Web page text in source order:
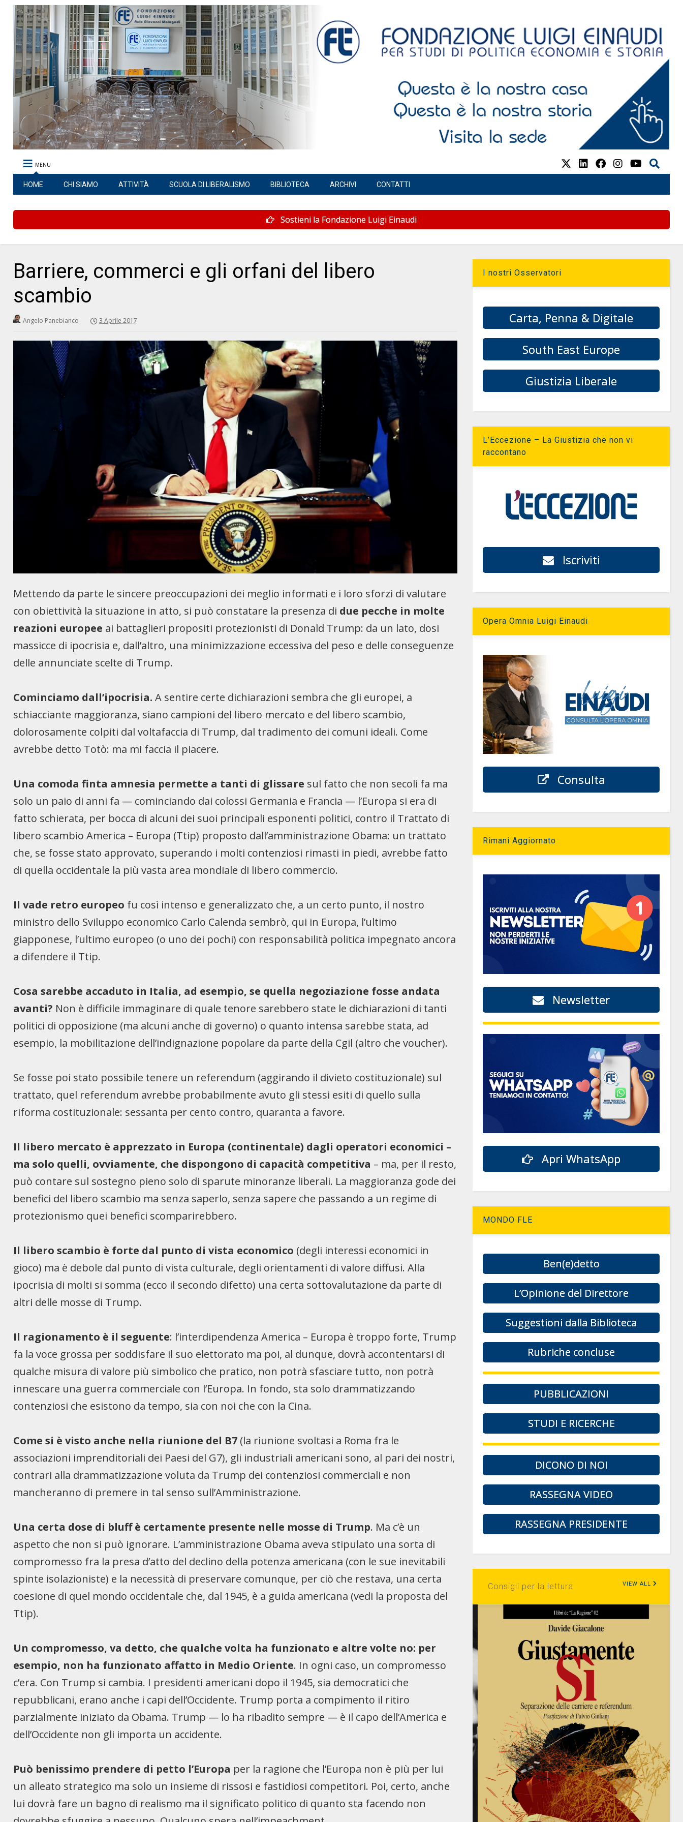
MENU
HOME CHI SIAMO ATTIVITÀ SCUOLA DI LIBERALISMO BIBLIOTECA ARCHIVI CONTATTI
Sostieni la Fondazione Luigi Einaudi
Barriere, commerci e gli orfani del libero
scambio
Angelo Panebianco 3 Aprile 2017
Mettendo da parte le sincere preoccupazioni dei meglio informati e i loro sforzi di valutare
con obiettività la situazione in atto, si può constatare la presenza di due pecche in molte
reazioni europee ai battaglieri propositi protezionisti di Donald Trump: da un lato, dosi
massicce di ipocrisia e, dall’altro, una minimizzazione eccessiva del peso e delle conseguenze
delle annunciate scelte di Trump.
Cominciamo dall’ipocrisia. A sentire certe dichiarazioni sembra che gli europei, a
schiacciante maggioranza, siano campioni del libero mercato e del libero scambio,
dolorosamente colpiti dal voltafaccia di Trump, dal tradimento dei comuni ideali. Come
avrebbe detto Totò: ma mi faccia il piacere.
Una comoda finta amnesia permette a tanti di glissare sul fatto che non secoli fa ma
solo un paio di anni fa — cominciando dai colossi Germania e Francia — l’Europa si era di
fatto schierata, per bocca di alcuni dei suoi principali esponenti politici, contro il Trattato di
libero scambio America – Europa (Ttip) proposto dall’amministrazione Obama: un trattato
che, se fosse stato approvato, superando i molti contenziosi rimasti in piedi, avrebbe fatto
di quella occidentale la più vasta area mondiale di libero commercio.
Il vade retro europeo fu così intenso e generalizzato che, a un certo punto, il nostro
ministro dello Sviluppo economico Carlo Calenda sembrò, qui in Europa, l’ultimo
giapponese, l’ultimo europeo (o uno dei pochi) con responsabilità politica impegnato ancora
a difendere il Ttip.
Cosa sarebbe accaduto in Italia, ad esempio, se quella negoziazione fosse andata
avanti? Non è difficile immaginare di quale tenore sarebbero state le dichiarazioni di tanti
politici di opposizione (ma alcuni anche di governo) o quanto intensa sarebbe stata, ad
esempio, la mobilitazione dell’indignazione popolare da parte della Cgil (altro che voucher).
Se fosse poi stato possibile tenere un referendum (aggirando il divieto costituzionale) sul
trattato, quel referendum avrebbe probabilmente avuto gli stessi esiti di quello sulla
riforma costituzionale: sessanta per cento contro, quaranta a favore.
Il libero mercato è apprezzato in Europa (continentale) dagli operatori economici –
ma solo quelli, ovviamente, che dispongono di capacità competitiva – ma, per il resto,
può contare sul sostegno pieno solo di sparute minoranze liberali. La maggioranza gode dei
benefici del libero scambio ma senza saperlo, senza sapere che passando a un regime di
protezionismo quei benefici scomparirebbero.
Il libero scambio è forte dal punto di vista economico (degli interessi economici in
gioco) ma è debole dal punto di vista culturale, degli orientamenti di valore diffusi. Alla
ipocrisia di molti si somma (ecco il secondo difetto) una certa sottovalutazione da parte di
altri delle mosse di Trump.
Il ragionamento è il seguente: l’interdipendenza America – Europa è troppo forte, Trump
fa la voce grossa per soddisfare il suo elettorato ma poi, al dunque, dovrà accontentarsi di
qualche misura di valore più simbolico che pratico, non potrà sfasciare tutto, non potrà
innescare una guerra commerciale con l’Europa. In fondo, sta solo drammatizzando
contenziosi che esistono da tempo, sia con noi che con la Cina.
Come si è visto anche nella riunione del B7 (la riunione svoltasi a Roma fra le
associazioni imprenditoriali dei Paesi del G7), gli industriali americani sono, al pari dei nostri,
contrari alla drammatizzazione voluta da Trump dei contenziosi commerciali e non
mancheranno di premere in tal senso sull’Amministrazione.
Una certa dose di bluff è certamente presente nelle mosse di Trump. Ma c’è un
aspetto che non si può ignorare. L’amministrazione Obama aveva stipulato una sorta di
compromesso fra la presa d’atto del declino della potenza americana (con le sue inevitabili
spinte isolazioniste) e la necessità di preservare comunque, per ciò che restava, una certa
coesione di quel mondo occidentale che, dal 1945, è a guida americana (vedi la proposta del
Ttip).
Un compromesso, va detto, che qualche volta ha funzionato e altre volte no: per
esempio, non ha funzionato affatto in Medio Oriente. In ogni caso, un compromesso
c’era. Con Trump si cambia. I presidenti americani dopo il 1945, sia democratici che
repubblicani, erano anche i capi dell’Occidente. Trump porta a compimento il ritiro
parzialmente iniziato da Obama. Trump — lo ha ribadito sempre — è il capo dell’America e
dell’Occidente non gli importa un accidente.
Può benissimo prendere di petto l’Europa per la ragione che l’Europa non è più per lui
un alleato strategico ma solo un insieme di rissosi e fastidiosi competitori. Poi, certo, anche
lui dovrà fare un bagno di realismo ma il significato politico di quanto sta facendo non
I nostri Osservatori
Carta, Penna & Digitale
South East Europe
Giustizia Liberale
L’Eccezione – La Giustizia che non vi
raccontano
Iscriviti
Opera Omnia Luigi Einaudi
Consulta
Rimani Aggiornato
Newsletter
Apri WhatsApp
MONDO FLE
Ben(e)detto
L’Opinione del Direttore
Suggestioni dalla Biblioteca
Rubriche concluse
PUBBLICAZIONI
STUDI E RICERCHE
DICONO DI NOI
RASSEGNA VIDEO
RASSEGNA PRESIDENTE
Consigli per la lettura VIEW ALL